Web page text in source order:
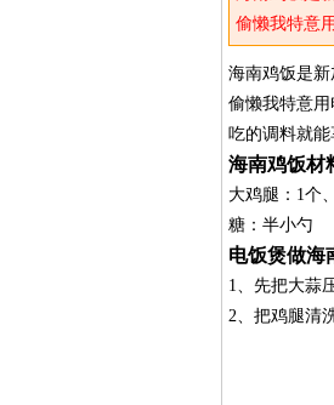
偷懒我特意
海南鸡饭是
偷懒我特意
吃的调料就能
海南鸡饭材
大鸡腿：1个
糖：半小勺
电饭煲做海
1、先把大蒜
2、把鸡腿清